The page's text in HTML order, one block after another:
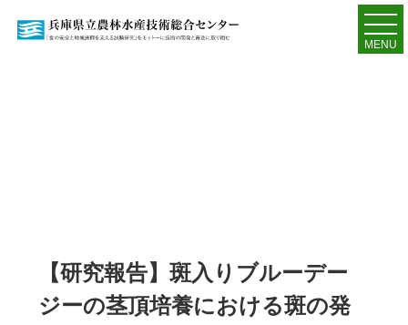
MENU
【研究報告】斑入りブルーデー
ジーの茎頂培養における斑の発